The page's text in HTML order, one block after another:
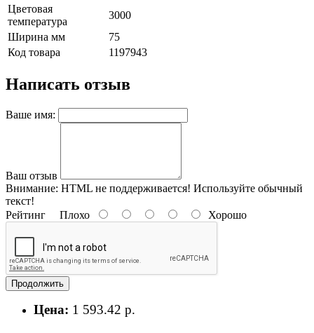
Цветовая
температура
3000
Ширина мм
75
Код товара
1197943
Написать отзыв
Ваше имя:
Ваш отзыв
Внимание: HTML не поддерживается! Используйте обычный
текст!
Рейтинг Плохо Хорошо
Продолжить
Цена: 1 593.42 р.